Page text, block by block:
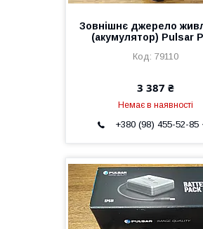
Зовнішнє джерело
(акумулятор) Pulsar
79110
3 387 ₴
Немає в наявності
+380 (98) 455-52-85